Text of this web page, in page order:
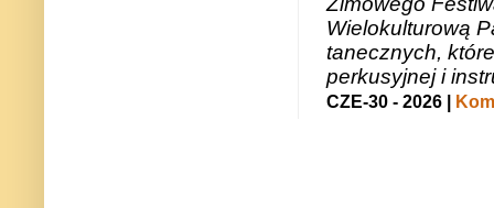
Wielokulturową
tanecznych,
perkusyjnej i
CZE-30 - 2026 |